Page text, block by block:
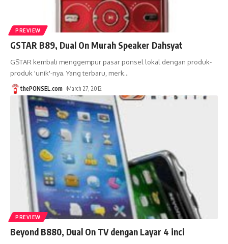
PREVIEW
GSTAR B89, Dual On Murah Speaker Dahsyat
GSTAR kembali menggempur pasar ponsel lokal dengan produk-
produk 'unik'-nya. Yang terbaru, merk…
thePONSEL.com March 27, 2012
PREVIEW
Beyond B880, Dual On TV dengan Layar 4 inci